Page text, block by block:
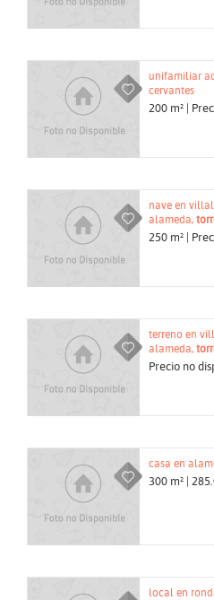
unifamiliar
cervantes
200 m² |
nave en
alameda,
250 m² |
terreno en
alameda,
Precio no
casa en
300 m² |
local en